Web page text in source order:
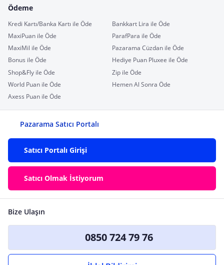
Ödeme
Kredi Kartı/Banka Kartı ile Öde
Bankkart Lira ile Öde
MaxiPuan ile Öde
ParafPara ile Öde
MaxiMil ile Öde
Pazarama Cüzdan ile Öde
Bonus ile Öde
Hediye Puan Pluxee ile Öde
Shop&Fly ile Öde
Zip ile Öde
World Puan ile Öde
Hemen Al Sonra Öde
Axess Puan ile Öde
Pazarama Satıcı Portalı
Satıcı Portalı Girişi
Satıcı Olmak İstiyorum
Bize Ulaşın
0850 724 79 76